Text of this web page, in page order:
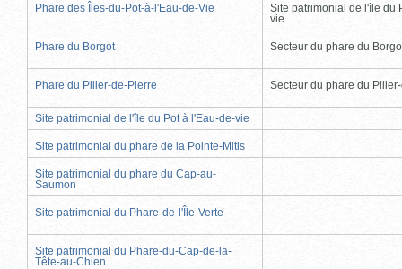
Phare des Îles-du-Pot-à-l'Eau-de-Vie
Site patrimonial de l'île du
vie
Phare du Borgot Secteur du phare du
Phare du Pilier-de-Pierre Secteur du phare du
Site patrimonial de l'île du Pot à l'Eau-de-vie
Site patrimonial du phare de la Pointe-Mitis
Site patrimonial du phare du Cap-au-
Saumon
Site patrimonial du Phare-de-l'Île-Verte
Site patrimonial du Phare-du-Cap-de-la-
Tête-au-Chien